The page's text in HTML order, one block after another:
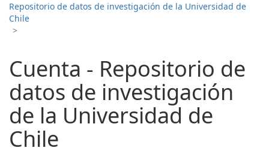
Repositorio de datos de investigación de la Universidad de
Chile
>
Cuenta - Repositorio de
datos de investigación
de la Universidad de
Chile